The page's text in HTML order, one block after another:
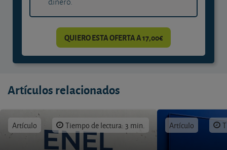
QUIERO ESTA OFERTA A 17,00€
Artículos relacionados
Artículo Tiempo de lectura: 3 min. Artículo